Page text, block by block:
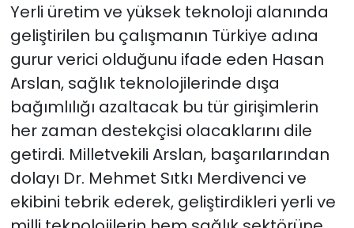
Yerli üretim ve yüksek teknoloji alanında
geliştirilen bu çalışmanın Türkiye adına
gurur verici olduğunu ifade eden Hasan
Arslan, sağlık teknolojilerinde dışa
bağımlılığı azaltacak bu tür girişimlerin
her zaman destekçisi olacaklarını dile
getirdi. Milletvekili Arslan, başarılarından
dolayı Dr. Mehmet Sıtkı Merdivenci ve
ekibini tebrik ederek, geliştirdikleri yerli ve